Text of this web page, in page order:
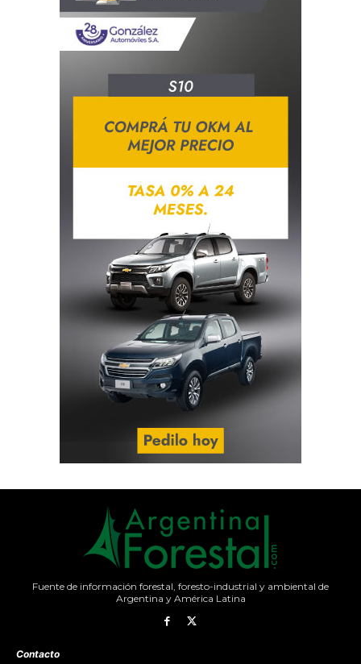
Fuente de información forestal, foresto-industrial y ambiental de
Argentina y América Latina
Contacto